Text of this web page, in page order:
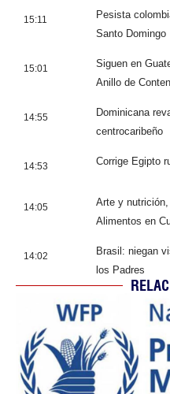
15:11
Pesista
Santo Domingo
15:01
Siguen en
Anillo de
14:55
Dominicana
centrocaribeño
14:53 Corrige Egipto
14:05
Arte y
Alimentos en
14:02
Brasil: niegan
los Padres